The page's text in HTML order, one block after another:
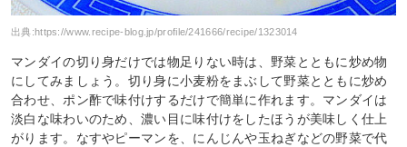
出典: https://www.recipe-blog.jp/profile/241666/recipe/1323014
マンダイの切り身だけでは物足りない時は、野菜とともに炒め物
にしてみましょう。切り身に小麦粉をまぶして野菜とともに炒め
合わせ、ポン酢で味付けするだけで簡単に作れます。マンダイは
淡白な味わいのため、濃い目に味付けをしたほうが美味しく仕上
がります。なすやピーマンを、にんじんや玉ねぎなどの野菜で代